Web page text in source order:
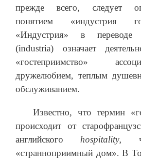
прежде всего, следует
понятием «индустрия
«Индустрия» в переводе
(industria) означает
«гостеприимство»
дружелюбием, теплым
обслуживанием.
Известно, что термин
происходит от
английского hospitality,
«странноприимный дом». В